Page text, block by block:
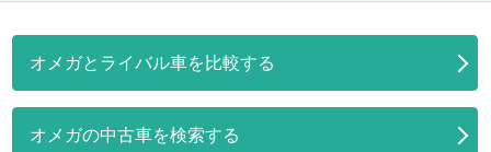
オメガとライバル車を比較する
オメガの中古車を検索する